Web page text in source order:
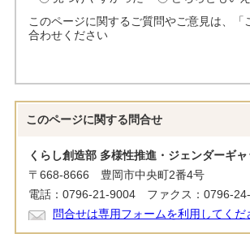
このページに関するご質問やご意見は、
合わせください
このページに関する 問合せ
くらし創造部 多様性推進・ジェンダーギ
〒668-8666 豊岡市中央町2番4号
電話：0796-21-9004 ファクス：0796-
問合せは専用フォームを利用してくだ